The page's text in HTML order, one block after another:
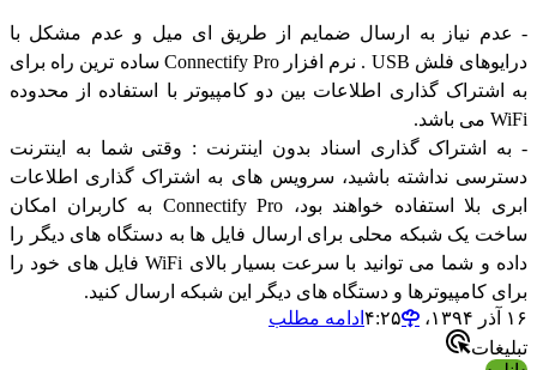
نیاز به ارسال ضمایم از طریق ای میل و عدم مشکل با
درایوهای فلش USB . نرم افزار Connectify Pro ساده ترین راه برای
گذاری اطلاعات بین دو کامپیوتر با استفاده از محدوده
گذاری اسناد بدون اینترنت : وقتی شما به اینترنت
نداشته باشید، سرویس های به اشتراک گذاری اطلاعات
ابری بلا استفاده خواهند بود، Connectify Pro به کاربران امکان
یک شبکه محلی برای ارسال فایل ها به دستگاه های دیگر را
داده و شما می توانید با سرعت بسیار بالای WiFi فایل های خود را
کامپیوترها و دستگاه های دیگر این شبکه ارسال کنید.
ادامه مطلب